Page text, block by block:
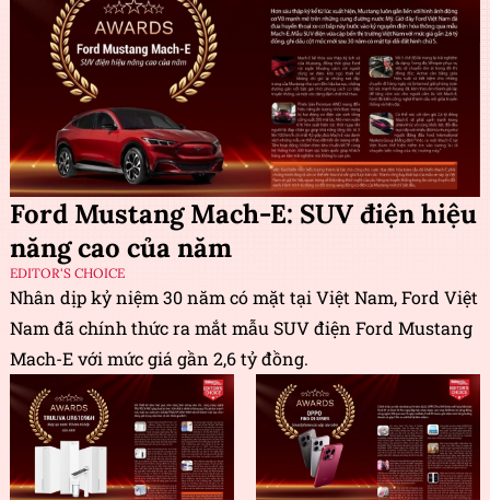
Ford Mustang Mach-E: SUV điện hiệu
năng cao của năm
EDITOR'S CHOICE
Nhân dịp kỷ niệm 30 năm có mặt tại Việt Nam, Ford Việt
Nam đã chính thức ra mắt mẫu SUV điện Ford Mustang
Mach-E với mức giá gần 2,6 tỷ đồng.